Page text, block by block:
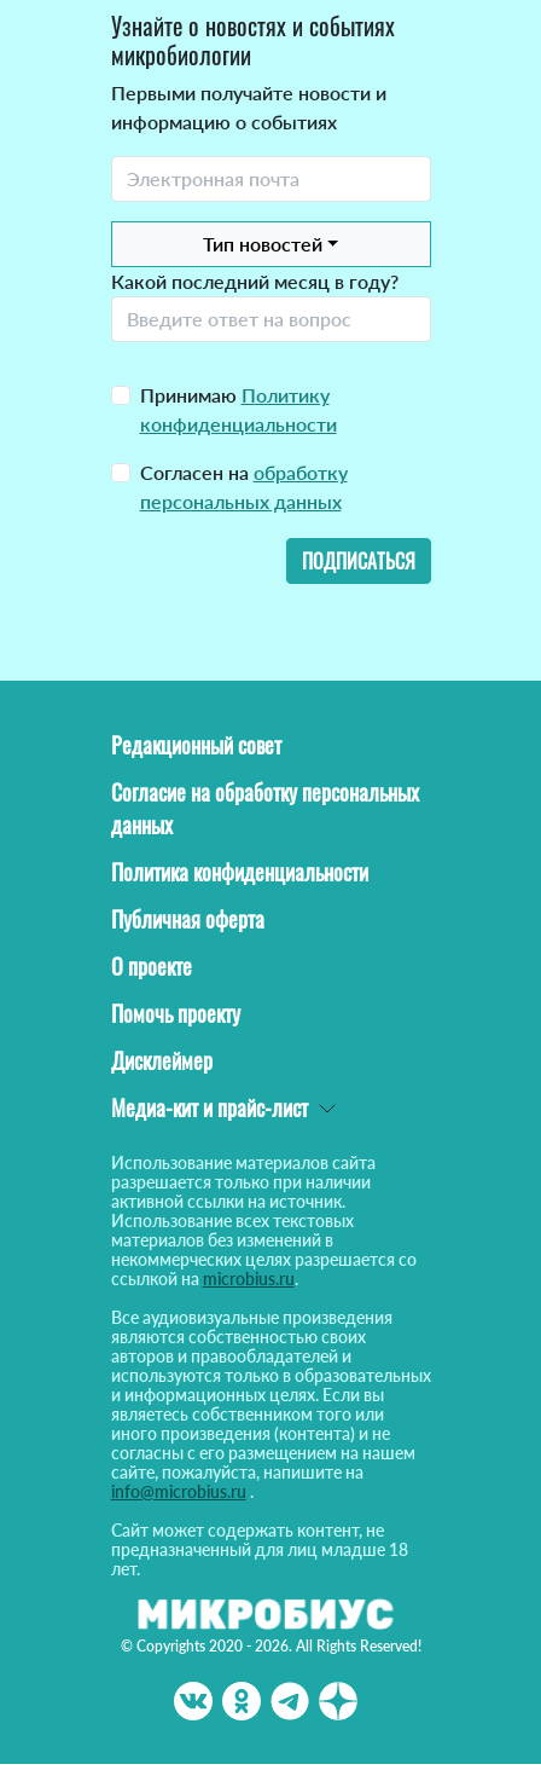
Узнайте о новостях и событиях
микробиологии
Первыми получайте новости и
информацию о событиях
Тип новостей
Какой последний месяц в году?
Принимаю Политику
конфиденциальности
Согласен на обработку
персональных данных
ПОДПИСАТЬСЯ
© Copyrights 2020 - 2026. All Rights Reserved!
Редакционный совет
Согласие на обработку персональных
данных
Политика конфиденциальности
Публичная оферта
О проекте
Помочь проекту
Дисклеймер
Медиа-кит и прайс-лист
Использование материалов сайта
разрешается только при наличии
активной ссылки на источник.
Использование всех текстовых
материалов без изменений в
некоммерческих целях разрешается со
ссылкой на microbius.ru.
Все аудиовизуальные произведения
являются собственностью своих
авторов и правообладателей и
используются только в образовательных
и информационных целях. Если вы
являетесь собственником того или
иного произведения (контента) и не
согласны с его размещением на нашем
сайте, пожалуйста, напишите на
info@microbius.ru .
Сайт может содержать контент, не
предназначенный для лиц младше 18
лет.